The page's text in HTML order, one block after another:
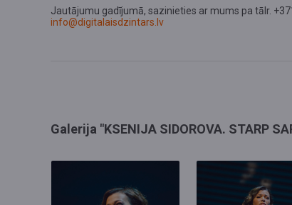
Jautājumu gadījumā, sazinieties ar mums pa tālr.
info@digitalaisdzintars.lv
Galerija "KSENIJA SIDOROVA. STARP